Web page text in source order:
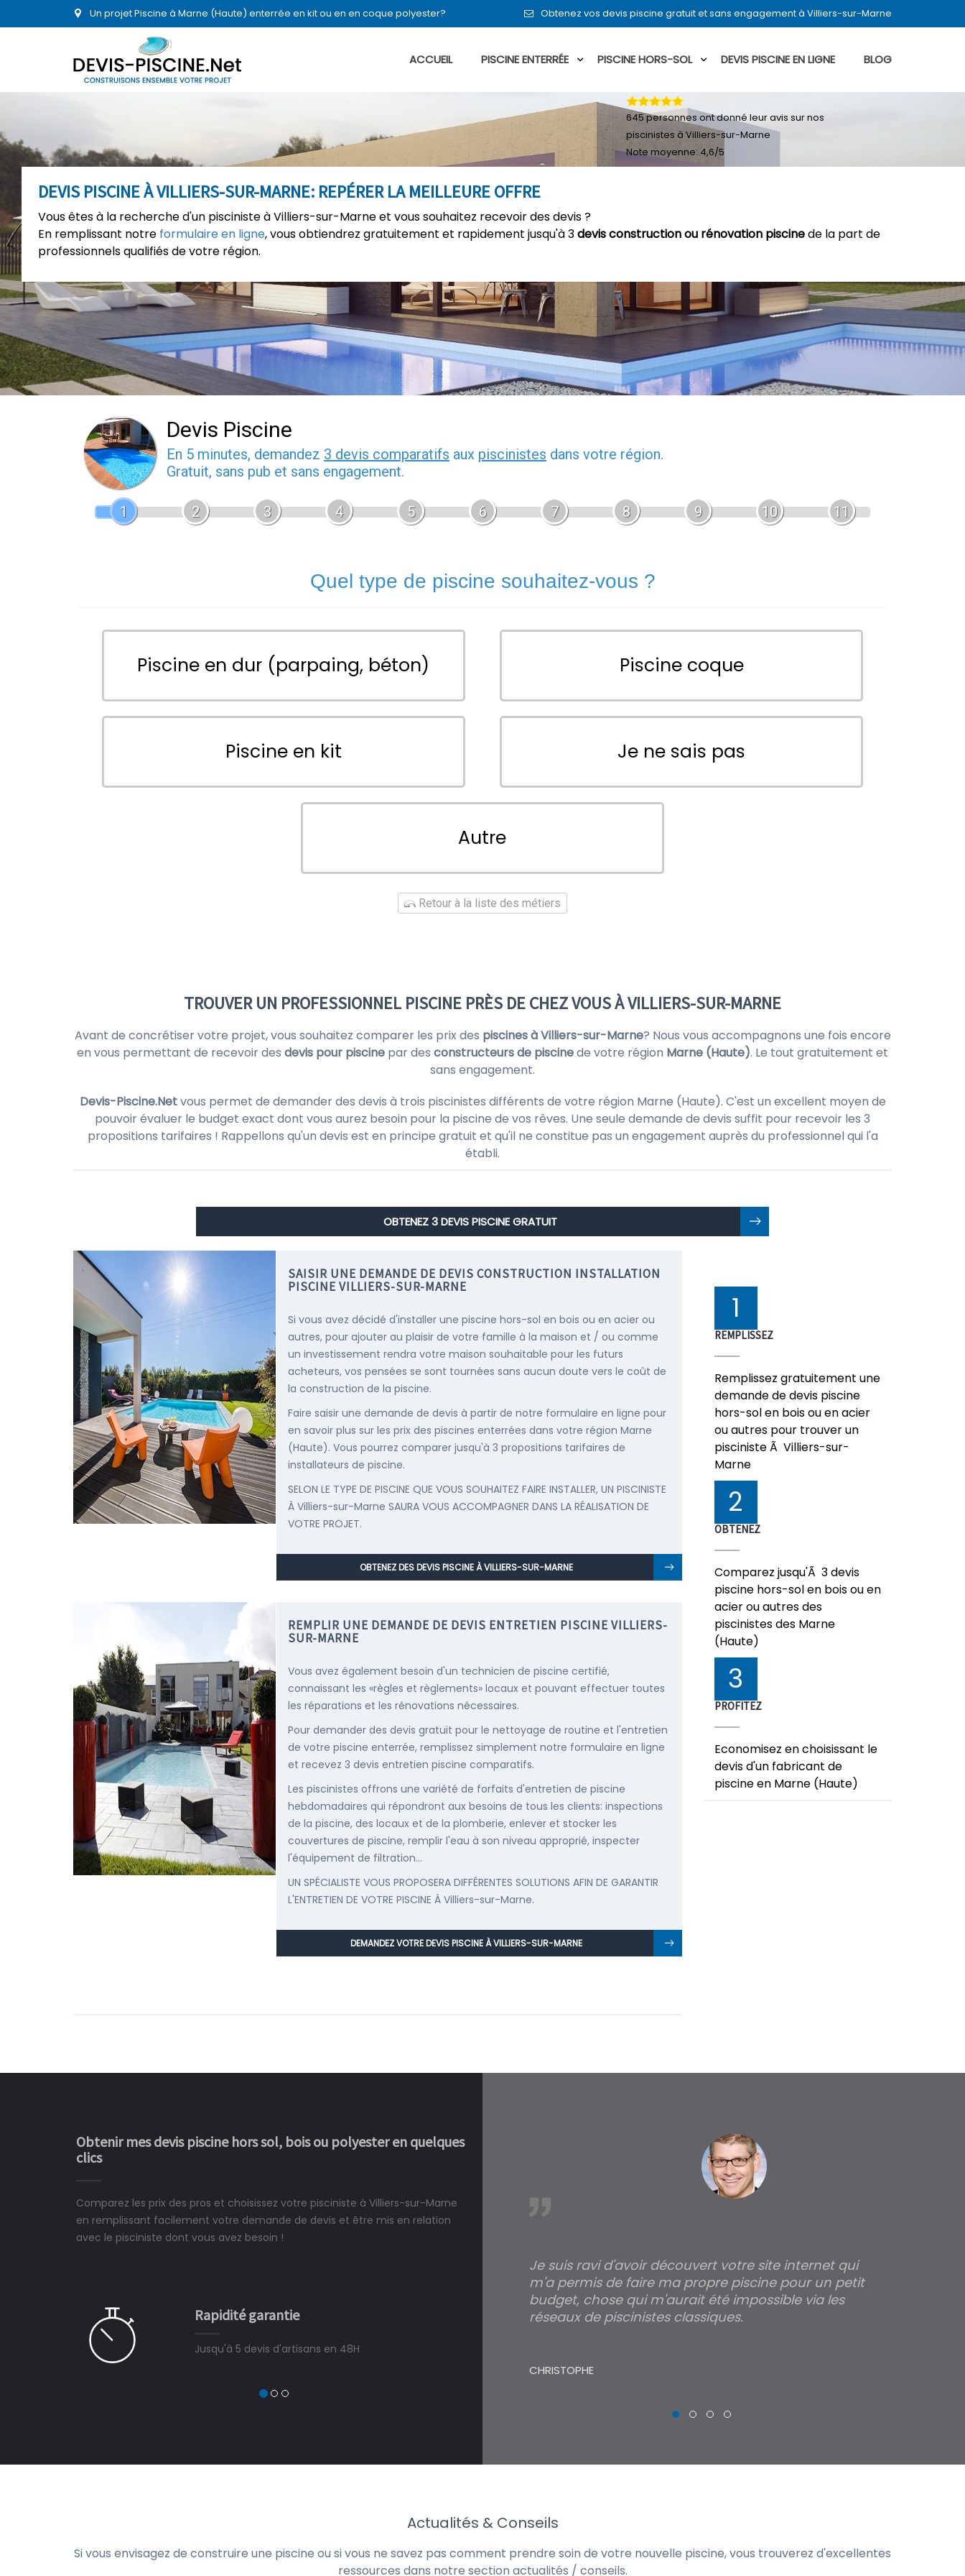
Un projet Piscine à Marne (Haute) enterrée en kit ou en en coque polyester? Obtenez vos devis piscine gratuit et sans engagement à Villiers-sur-Marne
ACCUEIL PISCINE ENTERRÉE PISCINE HORS-SOL DEVIS PISCINE EN LIGNE BLOG
DEVIS PISCINE À VILLIERS-SUR-MARNE: REPÉRER LA MEILLEURE OFFRE
Vous êtes à la recherche d'un pisciniste à Villiers-sur-Marne et vous souhaitez recevoir des devis ?
En remplissant notre formulaire en ligne, vous obtiendrez gratuitement et rapidement jusqu'à 3devis construction ou rénovation piscinede la part de
professionnels qualifiés de votre région.
645personnes ont donné leuravis sur nos
piscinistes à Villiers-sur-Marne
Note moyenne:4,6/5
Devis Piscine
En 5 minutes, demandez 3 devis comparatifs aux piscinistes dans votre région.
Gratuit, sans pub et sans engagement.
1 2 3 4 5 6 7 8 9 10 11
Quel type de piscine souhaitez-vous ?
Piscine en dur (parpaing, béton) Piscine coque
Piscine en kit Je ne sais pas
Autre
Retour à la liste des métiers
TROUVER UN PROFESSIONNEL PISCINE PRÈS DE CHEZ VOUS À VILLIERS-SUR-MARNE
Avant de concrétiser votre projet, vous souhaitez comparer les prix des piscines à Villiers-sur-Marne? Nous vous accompagnons une fois encore
en vous permettant de recevoir des devis pour piscine par des constructeurs de piscinede votre région Marne (Haute). Le tout gratuitement et
sans engagement.
Devis-Piscine.Netvous permet de demander des devis à trois piscinistes différents de votre région Marne (Haute). C'est un excellent moyen de
pouvoir évaluer le budget exact dont vous aurez besoin pour la piscine de vos rêves. Une seule demande de devis suffit pour recevoir les 3
propositions tarifaires ! Rappellons qu'un devis est en principe gratuit et qu'il ne constitue pas un engagement auprès du professionnel qui l'a
établi.
OBTENEZ 3 DEVIS PISCINE GRATUIT
SAISIR UNE DEMANDE DE DEVIS CONSTRUCTION INSTALLATION
PISCINE VILLIERS-SUR-MARNE
Si vous avez décidé d'installer une piscine hors-sol en bois ou en acier ou
autres, pour ajouter au plaisir de votre famille à la maison et / ou comme
un investissement rendra votre maison souhaitable pour les futurs
acheteurs, vos pensées se sont tournées sans aucun doute vers le coût de
la construction de la piscine.
Faire saisir une demande de devis à partir de notre formulaire en ligne pour
en savoir plus sur les prix des piscines enterrées dans votre région Marne
(Haute). Vous pourrez comparer jusqu'à 3 propositions tarifaires de
installateurs de piscine.
SELON LE TYPE DE PISCINE QUE VOUS SOUHAITEZ FAIRE INSTALLER, UN PISCINISTE
À Villiers-sur-Marne SAURA VOUS ACCOMPAGNER DANS LA RÉALISATION DE
VOTRE PROJET.
OBTENEZ DES DEVIS PISCINE À VILLIERS-SUR-MARNE
REMPLIR UNE DEMANDE DE DEVIS ENTRETIEN PISCINE VILLIERS-
SUR-MARNE
Vous avez également besoin d'un technicien de piscine certifié,
connaissant les «règles et règlements» locaux et pouvant effectuer toutes
les réparations et les rénovations nécessaires.
Pour demander des devis gratuit pour le nettoyage de routine et l'entretien
de votre piscine enterrée, remplissez simplement notre formulaire en ligne
et recevez 3 devis entretien piscine comparatifs.
Les piscinistes offrons une variété de forfaits d'entretien de piscine
hebdomadaires qui répondront aux besoins de tous les clients: inspections
de la piscine, des locaux et de la plomberie, enlever et stocker les
couvertures de piscine, remplir l'eau à son niveau approprié, inspecter
l'équipement de filtration...
UN SPÉCIALISTE VOUS PROPOSERA DIFFÉRENTES SOLUTIONS AFIN DE GARANTIR
L'ENTRETIEN DE VOTRE PISCINE À Villiers-sur-Marne.
DEMANDEZ VOTRE DEVIS PISCINE À VILLIERS-SUR-MARNE
1
REMPLISSEZ
Remplissez gratuitement une
demande de devis piscine
hors-sol en bois ou en acier
ou autres pour trouver un
pisciniste Ã Villiers-sur-
Marne
2
OBTENEZ
Comparez jusqu'Ã 3 devis
piscine hors-sol en bois ou en
acier ou autres des
piscinistes des Marne
(Haute)
3
PROFITEZ
Economisez en choisissant le
devis d'un fabricant de
piscine en Marne (Haute)
Obtenir mes devis piscine hors sol, bois ou polyester en quelques
clics
Comparez les prix des pros et choisissez votre pisciniste à Villiers-sur-Marne
en remplissant facilement votre demande de devis et être mis en relation
avec le pisciniste dont vous avez besoin !
Rapidité garantie
Jusqu'à 5 devis d'artisans en 48H
ne peut plus s'en passer.
Le rêve devient enfin réalité, une piscine est bien
construit chez moi.
Je suis ravi d'avoir découvert votre site internet qui
m'a permis de faire ma propre piscine pour un petit
budget, chose qui m'aurait été impossible via les
réseaux de piscinistes classiques.
CHRISTOPHE
Actualités & Conseils
Si vous envisagez de construire une piscine ou si vous ne savez pas comment prendre soin de votre nouvelle piscine, vous trouverez d'excellentes
ressources dans notre section actualités / conseils.